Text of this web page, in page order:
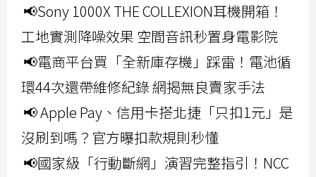
📢Sony 1000X THE COLLEXION耳機開箱！
工地實測降噪效果 空間音訊秒置身電影院
📢電商平台買「全新庫存機」踩雷！電池循
環44次還帶維修紀錄 網揭無良賣家手法
📢 Apple Pay、信用卡搭北捷「只扣1元」是
沒刷到嗎？官方曝扣款規則秒懂
📢國家級「行動斷網」演習完整指引！NCC